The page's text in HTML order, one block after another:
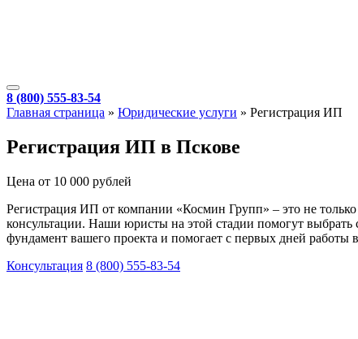
8 (800) 555-83-54
Главная страница » Юридические услуги » Регистрация ИП
Регистрация ИП в Пскове
Цена от 10 000 рублей
Регистрация ИП от компании «Космин Групп» – это не
консультации. Наши юристы на этой стадии помогут
фундамент вашего проекта и помогает с первых дней работы
Консультация 8 (800) 555-83-54